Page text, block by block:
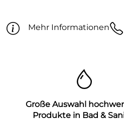
Mehr Informationen
Große Auswahl
Produkte in Bad &